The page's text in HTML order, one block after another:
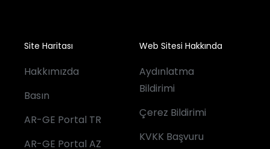
Site Haritası
Hakkımızda
Basın
AR-GE Portal TR
AR-GE Portal AZ
Web Sitesi Hakkında
Aydınlatma
Bildirimi
Çerez Bildirimi
KVKK Başvuru